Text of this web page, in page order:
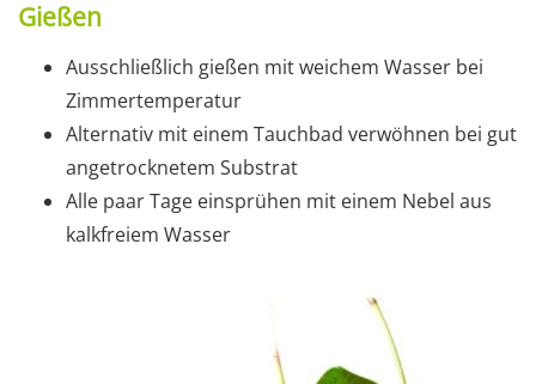
Gießen
Ausschließlich gießen mit weichem Wasser bei
Zimmertemperatur
Alternativ mit einem Tauchbad verwöhnen bei gut
angetrocknetem Substrat
Alle paar Tage einsprühen mit einem Nebel aus
kalkfreiem Wasser